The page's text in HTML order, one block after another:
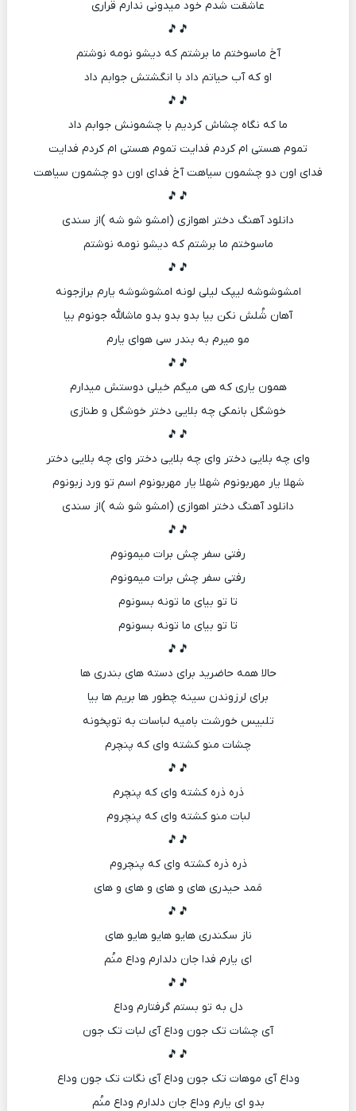
عاشقت شدم خود میدونی ندارم قراری
🎵🎵
آخ ماسوختم ما برشتم که دیشو نومه نوشتم
او که آب حیاتم داد با انگشتش جوابم داد
🎵🎵
ما که نگاه چشاش کردیم با چشمونش جوابم داد
تموم هستی ام کردم فدایت تموم هستی ام کردم فدایت
فدای اون دو چشمون سیاهت آخ فدای اون دو چشمون سیاهت
🎵🎵
دانلود آهنگ دختر اهوازی (امشو شو شه )از سندی
ماسوختم ما برشتم که دیشو نومه نوشتم
🎵🎵
امشوشوشه لیپک لیلی لونه امشوشوشه یارم برازجونه
آهان شُلش نکن بیا بدو بدو بدو ماشالله جونوم بیا
مو میرم به بندر سی هوای یارم
🎵🎵
همون یاری که هی میگم خیلی دوستش میدارم
خوشگل بانمکی چه بلایی دختر خوشگل و طنازی
🎵🎵
وای چه بلایی دختر وای چه بلایی دختر وای چه بلایی دختر
شهلا یار مهربونوم شهلا یار مهربونوم اسم تو ورد زبونوم
دانلود آهنگ دختر اهوازی (امشو شو شه )از سندی
🎵🎵
رفتی سفر چش برات میمونوم
رفتی سفر چش برات میمونوم
تا تو بیای ما تونه بسونوم
تا تو بیای ما تونه بسونوم
🎵🎵
حالا همه حاضرید برای دسته های بندری ها
برای لرزوندن سینه چطور ها بریم ها بیا
تلبیس خورشت بامیه لباسات به توپخونه
چشات منو کشته وای که پنچرم
🎵🎵
ذره ذره کشته وای که پنچرم
لبات منو کشته وای که پنچروم
🎵🎵
ذره ذره کشته وای که پنچروم
مَمد حیدری های و های و های و های
🎵🎵
ناز سکندری هایو هایو هایو های
ای یارم فدا جان دلدارم وداع منُم
🎵🎵
دل به تو بستم گرفتارم وداع
آی چشات تک جون وداع آی لبات تک جون
🎵🎵
وداع آی موهات تک جون وداع آی نگات تک جون وداع
بدو ای یارم وداع جان دلدارم وداع منُم